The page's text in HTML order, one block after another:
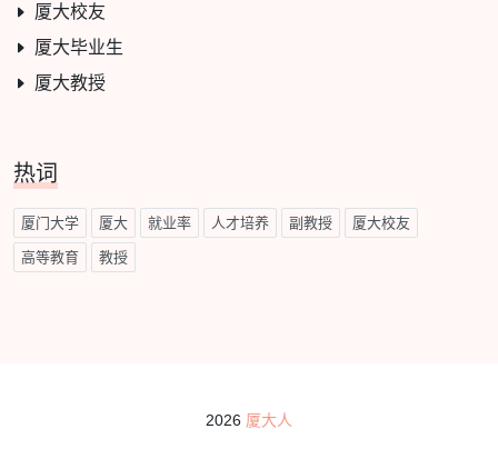
厦大校友
厦大毕业生
厦大教授
热词
厦门大学 厦大 就业率 人才培养 副教授 厦大校友
高等教育 教授
2026 厦大人